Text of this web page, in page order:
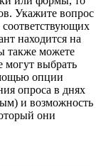
Укажите вопрос
находится на
также можете
могут выбрать
опции
опроса в днях
и возможность
они